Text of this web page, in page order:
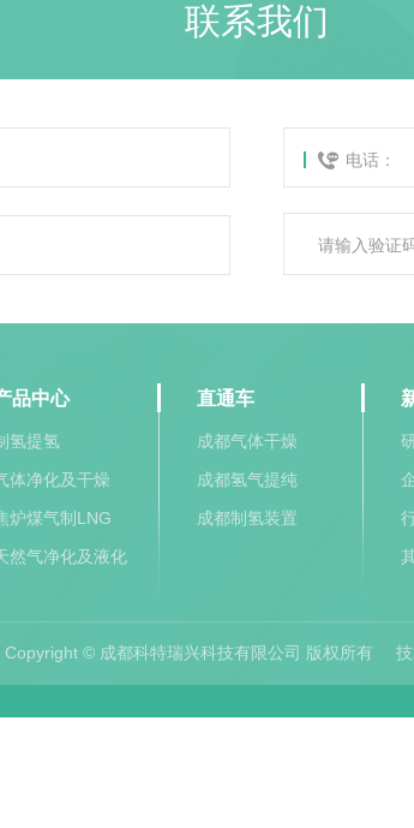
联系我们
品中心
氢提氢
体净化及干燥
炉煤气制LNG
然气净化及液化
直通车
成都气体干燥
成都氢气提纯
成都制氢装置
Copyright © 成都科特瑞兴科技有限公司 版权所有